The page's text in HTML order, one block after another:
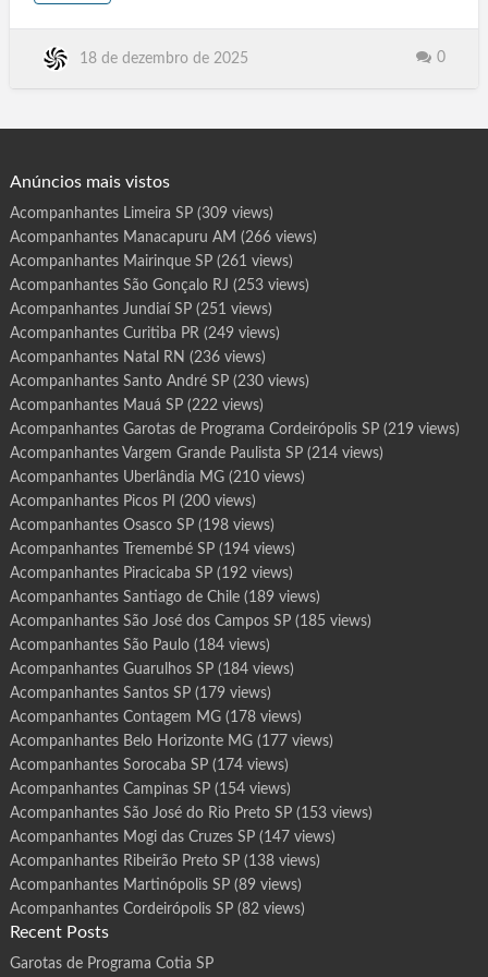
MG, Campo Grande MS. Cuiabá MT, São Luís MA, Goiânia GO,
t
r
e
r
m
a
o
a
n
ó
p
o
i
R
18 de dezembro de 2025 0
Anúncios mais vistos
Acompanhantes Limeira SP(309 views)
Acompanhantes Manacapuru AM (266 views)
Acompanhantes Mairinque SP(261 views)
Acompanhantes São Gonçalo RJ (253 views)
Acompanhantes Jundiaí SP(251 views)
Acompanhantes Curitiba PR(249 views)
Acompanhantes Natal RN (236 views)
Acompanhantes Santo André SP(230 views)
Acompanhantes Mauá SP(222 views)
Acompanhantes Garotas de Programa Cordeirópolis SP(219 views)
Acompanhantes Vargem Grande Paulista SP(214 views)
Acompanhantes Uberlândia MG(210 views)
Acompanhantes Picos PI (200 views)
Acompanhantes Osasco SP(198 views)
Acompanhantes Tremembé SP(194 views)
Acompanhantes Piracicaba SP(192 views)
Acompanhantes Santiago de Chile(189 views)
Acompanhantes São José dos Campos SP(185 views)
Acompanhantes São Paulo(184 views)
Acompanhantes Guarulhos SP(184 views)
Acompanhantes Santos SP(179 views)
Acompanhantes Contagem MG(178 views)
Acompanhantes Belo Horizonte MG(177 views)
Acompanhantes Sorocaba SP(174 views)
Acompanhantes Campinas SP(154 views)
Acompanhantes São José do Rio Preto SP(153 views)
Acompanhantes Mogi das Cruzes SP(147 views)
Acompanhantes Ribeirão Preto SP(138 views)
Acompanhantes Martinópolis SP(89 views)
Acompanhantes Cordeirópolis SP(82 views)
Recent Posts
Garotas de Programa Cotia SP